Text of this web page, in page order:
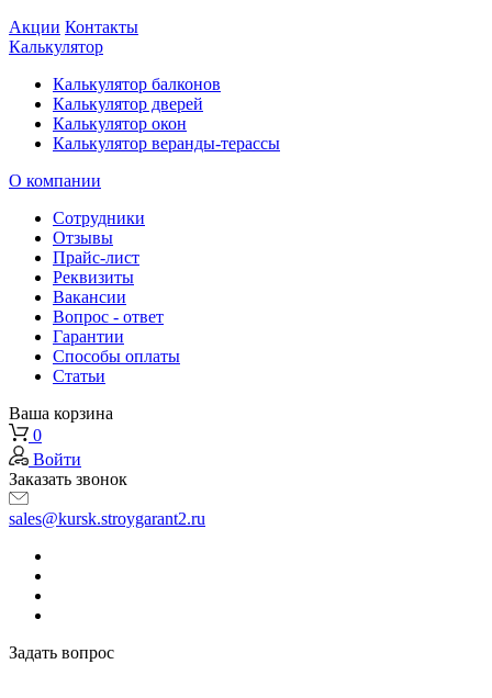
Акции Контакты
Калькулятор
Калькулятор балконов
Калькулятор дверей
Калькулятор окон
Калькулятор веранды-терассы
О компании
Сотрудники
Отзывы
Прайс-лист
Реквизиты
Вакансии
Вопрос - ответ
Гарантии
Способы оплаты
Статьи
Ваша корзина
0
Войти
Заказать звонок
sales@kursk.stroygarant2.ru
Задать вопрос